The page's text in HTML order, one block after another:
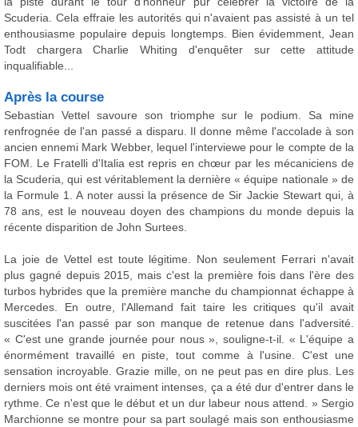
Scuderia. Cela effraie les autorités qui n'avaient pas assisté à un tel
enthousiasme populaire depuis longtemps. Bien évidemment, Jean
Todt chargera Charlie Whiting d'enquêter sur cette attitude
inqualifiable...
Après la course
Sebastian Vettel savoure son triomphe sur le podium. Sa mine
renfrognée de l'an passé a disparu. Il donne même l'accolade à son
ancien ennemi Mark Webber, lequel l'interviewe pour le compte de la
FOM. Le Fratelli d'Italia est repris en chœur par les mécaniciens de
la Scuderia, qui est véritablement la dernière « équipe nationale » de
la Formule 1. A noter aussi la présence de Sir Jackie Stewart qui, à
78 ans, est le nouveau doyen des champions du monde depuis la
récente disparition de John Surtees.
La joie de Vettel est toute légitime. Non seulement Ferrari n'avait
plus gagné depuis 2015, mais c'est la première fois dans l'ère des
turbos hybrides que la première manche du championnat échappe à
Mercedes. En outre, l'Allemand fait taire les critiques qu'il avait
suscitées l'an passé par son manque de retenue dans l'adversité.
« C'est une grande journée pour nous », souligne-t-il. « L'équipe a
énormément travaillé en piste, tout comme à l'usine. C'est une
sensation incroyable. Grazie mille, on ne peut pas en dire plus. Les
derniers mois ont été vraiment intenses, ça a été dur d'entrer dans le
rythme. Ce n'est que le début et un dur labeur nous attend. » Sergio
Marchionne se montre pour sa part soulagé mais son enthousiasme